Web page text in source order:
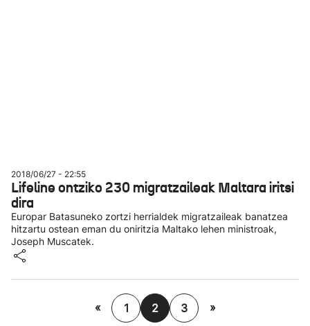
2018/06/27 - 22:55
Lifeline ontziko 230 migratzaileak Maltara iritsi
dira
Europar Batasuneko zortzi herrialdek migratzaileak banatzea
hitzartu ostean eman du oniritzia Maltako lehen ministroak,
Joseph Muscatek.
« 1 2 3 »